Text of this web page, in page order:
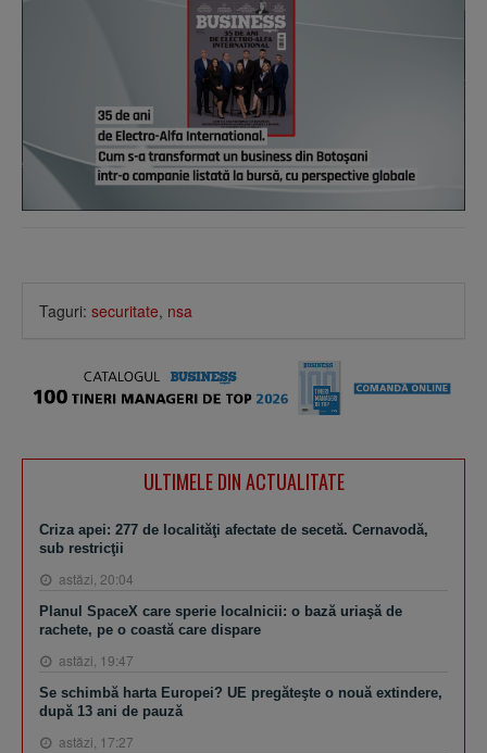
Taguri: securitate, nsa
ULTIMELE DIN ACTUALITATE
Criza apei: 277 de localităţi afectate de secetă. Cernavodă,
sub restricţii
astăzi, 20:04
Planul SpaceX care sperie localnicii: o bază uriaşă de
rachete, pe o coastă care dispare
astăzi, 19:47
Se schimbă harta Europei? UE pregăteşte o nouă extindere,
după 13 ani de pauză
astăzi, 17:27